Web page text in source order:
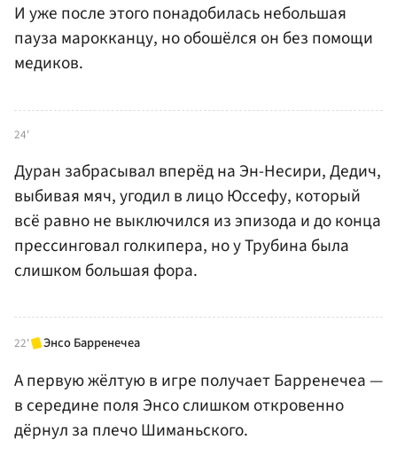
И уже после этого понадобилась небольшая
пауза марокканцу, но обошёлся он без помощи
медиков.
24'
Дуран забрасывал вперёд на Эн-Несири, Дедич,
выбивая мяч, угодил в лицо Юссефу, который
всё равно не выключился из эпизода и до конца
прессинговал голкипера, но у Трубина была
слишком большая фора.
22' Энсо Барренечеа
А первую жёлтую в игре получает Барренечеа —
в середине поля Энсо слишком откровенно
дёрнул за плечо Шиманьского.